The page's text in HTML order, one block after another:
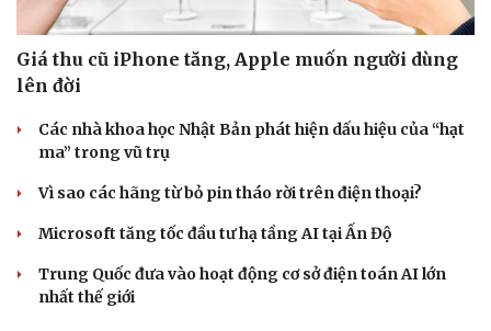
Giá thu cũ iPhone tăng, Apple muốn người dùng
lên đời
Các nhà khoa học Nhật Bản phát hiện dấu hiệu của “hạt
ma” trong vũ trụ
Vì sao các hãng từ bỏ pin tháo rời trên điện thoại?
Microsoft tăng tốc đầu tư hạ tầng AI tại Ấn Độ
Trung Quốc đưa vào hoạt động cơ sở điện toán AI lớn
nhất thế giới